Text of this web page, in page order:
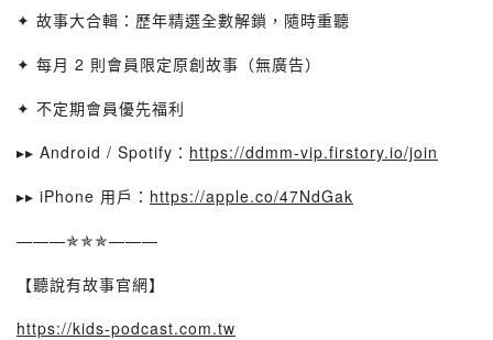
✦ 故事大合輯：歷年精選全數解鎖，隨時重聽
✦ 每月 2 則會員限定原創故事（無廣告）
✦ 不定期會員優先福利
▸▸ Android / Spotify： https://ddmm-vip.firstory.io/join
▸▸ iPhone 用戶： https://apple.co/47NdGak
———✯✯✯———
【聽說有故事官網】
https://kids-podcast.com.tw